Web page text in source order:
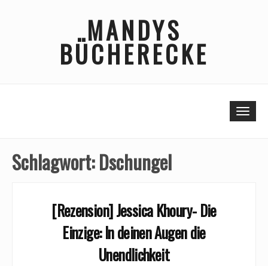
MANDYS
BÜCHERECKE
Schlagwort:Dschungel
[Rezension] Jessica Khoury- Die
Einzige: In deinen Augen die
Unendlichkeit